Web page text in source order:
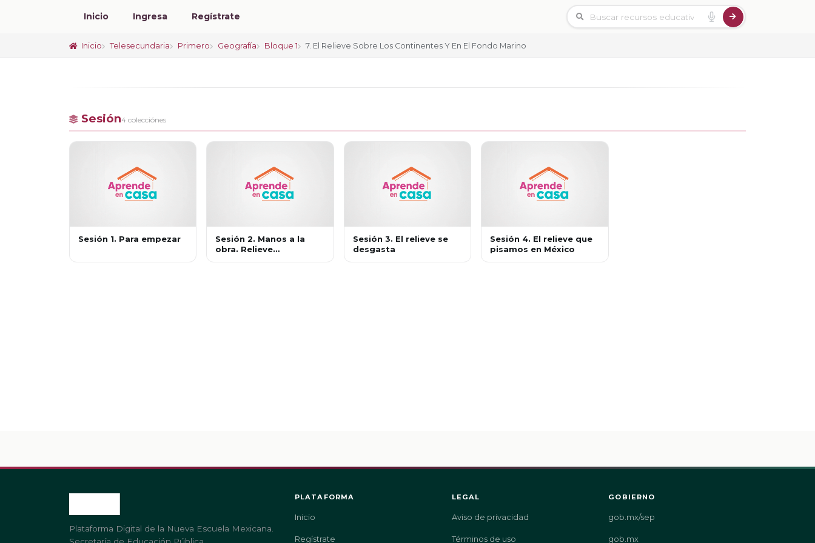
Inicio Ingresa Regístrate
Inicio Telesecundaria Primero Geografía Bloque 1 7. El Relieve Sobre Los Continentes Y En El Fondo Marino
Sesión4 colecciónes
Sesión 1. Para empezar
Sesión 2. Manos a la
obra. Relieve
Sesión 3. El relieve se
desgasta
Sesión 4. El relieve que
pisamos en México
Plataforma Digital de la Nueva Escuela Mexicana.
PLATAFORMA
Inicio
Regístrate
LEGAL
Aviso de privacidad
Términos de uso
GOBIERNO
gob.mx/sep
gob.mx